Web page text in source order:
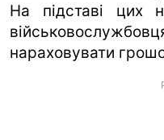
На підставі цих
нараховувати